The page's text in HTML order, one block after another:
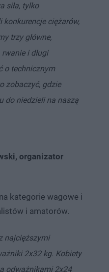
siła, tylko
konkurencje ciężarów,
trzy główne,
i długi
o technicznym
zobaczyć, gdzie
do niedzieli na naszą
organizator
kategorie wagowe i
i amatorów.
najcięższymi
2x32 kg. Kobiety
odważnikami 2x24